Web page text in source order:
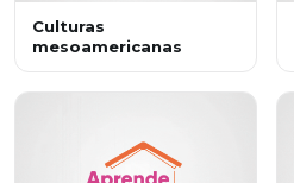
Culturas
mesoamericanas